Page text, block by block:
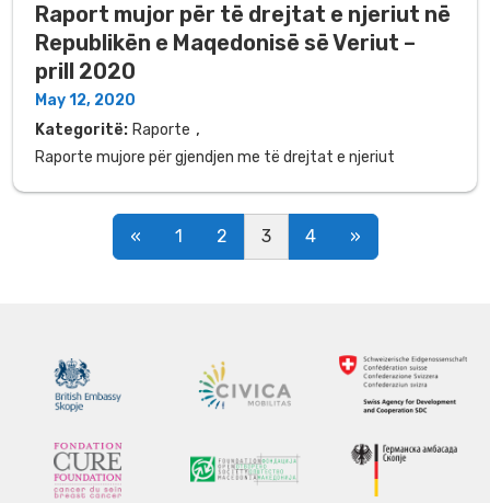
Raport mujor për të drejtat e njeriut në
Republikën e Maqedonisë së Veriut –
prill 2020
May 12, 2020
Kategoritë: Raporte ,
Raporte mujore për gjendjen me të drejtat e njeriut
Posts navigation
« 1 2 3 4 »